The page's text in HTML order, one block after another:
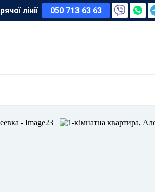
лінії 050 713 63 63